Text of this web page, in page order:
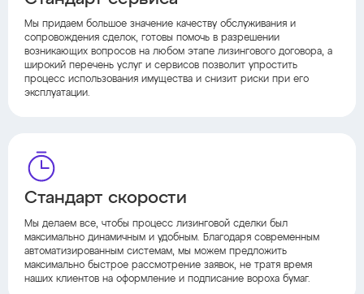
Мы придаем большое значение качеству обслуживания и
сопровождения сделок, готовы помочь в разрешении
возникающих вопросов на любом этапе лизингового договора, а
широкий перечень услуг и сервисов позволит упростить
процесс использования имущества и снизит риски при его
эксплуатации.
Стандарт скорости
Мы делаем все, чтобы процесс лизинговой сделки был
максимально динамичным и удобным. Благодаря современным
автоматизированным системам, мы можем предложить
максимально быстрое рассмотрение заявок, не тратя время
наших клиентов на оформление и подписание вороха бумаг.